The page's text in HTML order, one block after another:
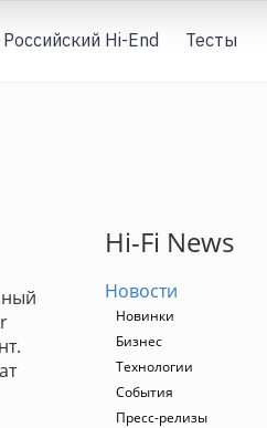
Российский Hi-End Тесты
Hi-Fi News
Новости
Новинки
Бизнес
Технологии
События
Пресс-релизы